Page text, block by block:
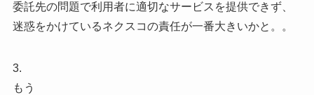
委託先の問題で利用者に適切なサービスを提供できず、
迷惑をかけているネクスコの責任が一番大きいかと。。
3.
もう